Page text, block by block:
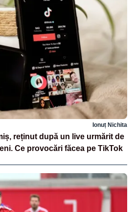
Ionuț Nichita
reținut după un live urmărit de
Ce provocări făcea pe TikTok